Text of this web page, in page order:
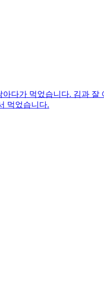
다가 먹었습니다. 김과
먹었습니다.